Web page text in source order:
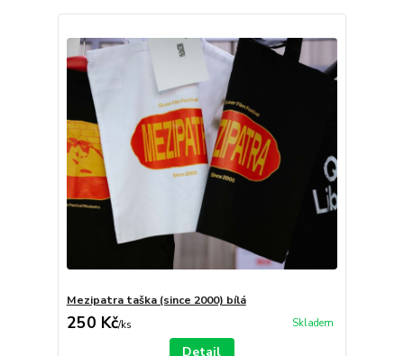
Mezipatra taška (since 2000) bílá
250 Kč/ks Skladem
Detail